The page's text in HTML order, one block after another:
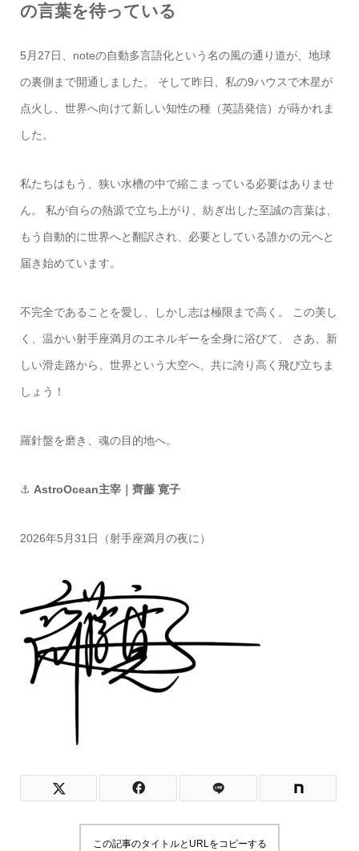
の言葉を待っている
5月27日、noteの自動多言語化という名の風の通り道が、地球
の裏側まで開通しました。 そして昨日、私の9ハウスで木星が
点火し、世界へ向けて新しい知性の種（英語発信）が蒔かれま
した。
私たちはもう、狭い水槽の中で縮こまっている必要はありませ
ん。 私が自らの熱源で立ち上がり、紡ぎ出した至誠の言葉は、
もう自動的に世界へと翻訳され、必要としている誰かの元へと
届き始めています。
不完全であることを愛し、しかし志は極限まで高く。 この美し
く、温かい射手座満月のエネルギーを全身に浴びて、 さあ、新
しい滑走路から、世界という大空へ、共に誇り高く飛び立ちま
しょう！
羅針盤を磨き、魂の目的地へ。
⚓ AstroOcean主宰｜齊藤 寛子
2026年5月31日（射手座満月の夜に）
この記事のタイトルとURLをコピーする